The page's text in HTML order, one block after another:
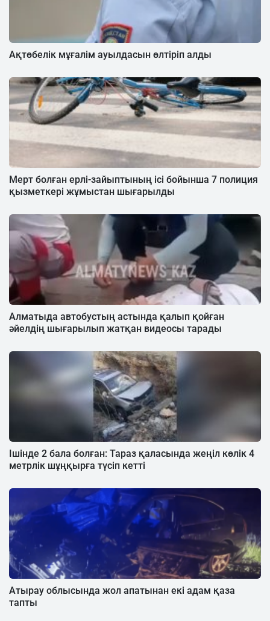
Ақтөбелік мұғалім ауылдасын өлтіріп алды
Мерт болған ерлі-зайыптының ісі бойынша 7 полиция
қызметкері жұмыстан шығарылды
Алматыда автобустың астында қалып қойған
әйелдің шығарылып жатқан видеосы тарады
Ішінде 2 бала болған: Тараз қаласында жеңіл көлік 4
метрлік шұңқырға түсіп кетті
Атырау облысында жол апатынан екі адам қаза
тапты